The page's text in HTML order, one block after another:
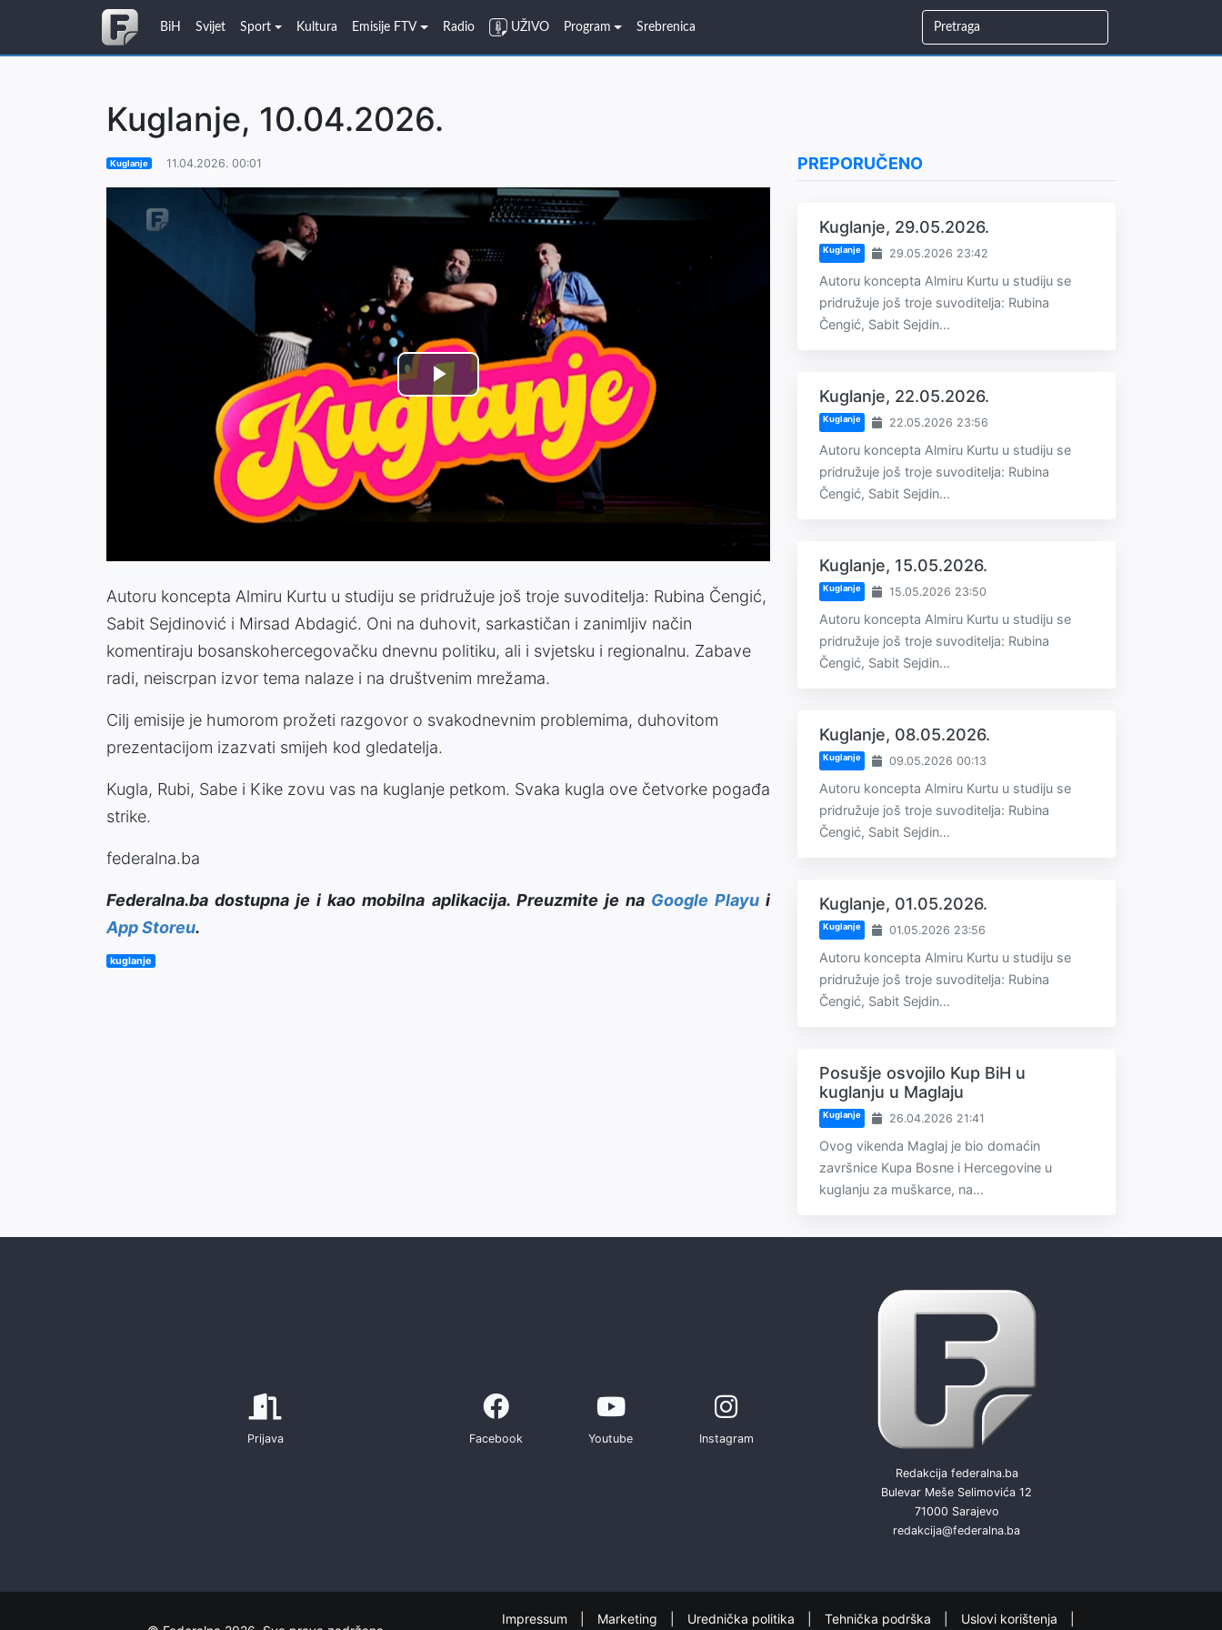
BiH Svijet Sport Kultura Emisije FTV Radio UŽIVO Program Srebrenica
Kuglanje, 10.04.2026.
Kuglanje 11.04.2026. 00:01
Play
Video
Autoru koncepta Almiru Kurtu u studiju se pridružuje još troje suvoditelja: Rubina Čengić,
Sabit Sejdinović i Mirsad Abdagić. Oni na duhovit, sarkastičan i zanimljiv način
komentiraju bosanskohercegovačku dnevnu politiku, ali i svjetsku i regionalnu. Zabave
radi, neiscrpan izvor tema nalaze i na društvenim mrežama.
Cilj emisije je humorom prožeti razgovor o svakodnevnim problemima, duhovitom
prezentacijom izazvati smijeh kod gledatelja.
Kugla, Rubi, Sabe i Kike zovu vas na kuglanje petkom. Svaka kugla ove četvorke pogađa
strike.
federalna.ba
Federalna.ba dostupna je i kao mobilna aplikacija. Preuzmite je na Google Playui
App Storeu.
kuglanje
PREPORUČENO
Kuglanje, 29.05.2026.
Kuglanje 29.05.2026 23:42
Autoru koncepta Almiru Kurtu u studiju se
pridružuje još troje suvoditelja: Rubina
Čengić, Sabit Sejdin...
Kuglanje, 22.05.2026.
Kuglanje 22.05.2026 23:56
Autoru koncepta Almiru Kurtu u studiju se
pridružuje još troje suvoditelja: Rubina
Čengić, Sabit Sejdin...
Kuglanje, 15.05.2026.
Kuglanje 15.05.2026 23:50
Autoru koncepta Almiru Kurtu u studiju se
pridružuje još troje suvoditelja: Rubina
Čengić, Sabit Sejdin...
Kuglanje, 08.05.2026.
Kuglanje 09.05.2026 00:13
Autoru koncepta Almiru Kurtu u studiju se
pridružuje još troje suvoditelja: Rubina
Čengić, Sabit Sejdin...
Kuglanje, 01.05.2026.
Kuglanje 01.05.2026 23:56
Autoru koncepta Almiru Kurtu u studiju se
pridružuje još troje suvoditelja: Rubina
Čengić, Sabit Sejdin...
Posušje osvojilo Kup BiH u
kuglanju u Maglaju
Kuglanje 26.04.2026 21:41
Ovog vikenda Maglaj je bio domaćin
završnice Kupa Bosne i Hercegovine u
kuglanju za muškarce, na...
Prijava Facebook Youtube Instagram
Redakcija federalna.ba
Bulevar Meše Selimovića 12
71000 Sarajevo
redakcija@federalna.ba
Impressum Marketing Urednička politika Tehnička podrška Uslovi korištenja